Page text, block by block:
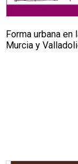
Forma urbana
Murcia y